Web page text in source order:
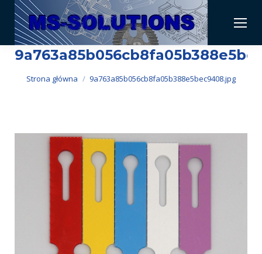
Jesteś tutaj:
Strona główna 9a763a85b056cb8fa05b388e5bec9408.jpg